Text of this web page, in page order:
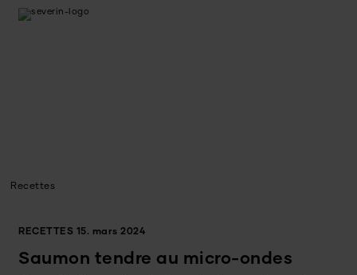
Recettes
RECETTES 15. mars 2024
Saumon tendre au micro-ondes